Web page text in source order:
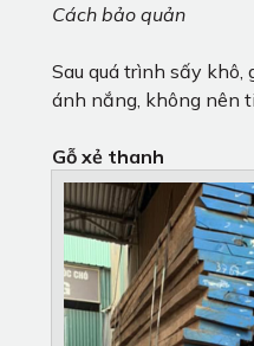
Cách bảo quản
Sau quá trình sấy
ánh nắng, không nên
Gỗ xẻ thanh